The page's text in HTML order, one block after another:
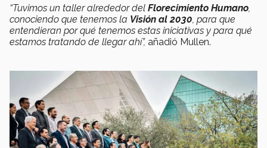
“Tuvimos un taller alrededor del Florecimiento Humano,
conociendo que tenemos la Visión al 2030, para que
entendieran por qué tenemos estas iniciativas y para qué
estamos tratando de llegar ahí”, añadió Mullen.